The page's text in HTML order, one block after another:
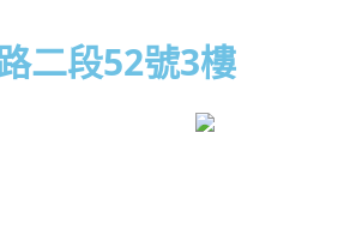
二段52號3樓